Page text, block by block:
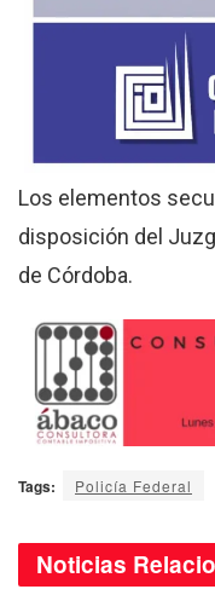
Los elementos
disposición del
de Córdoba.
Tags: Policía Federal
Noticias